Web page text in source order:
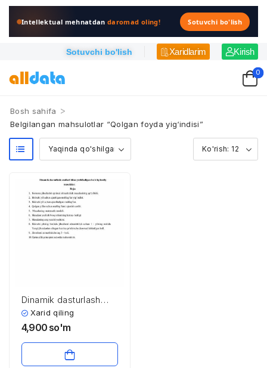
Intellektual mehnatdandaromad oling! Sotuvchi bo'lish
Sotuvchi bo'lish Xaridlarim Kirish
0
Bosh sahifa >
Belgilangan mahsulotlar “Qolgan foyda yig‘indisi”
Dinamik dasturlash
usullari bilan
yechiladigan ba’zi
Xarid qiling
4,900 so'm